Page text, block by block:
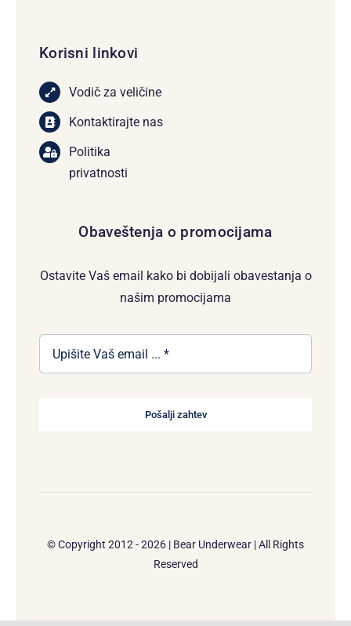
Korisni linkovi
Vodič za veličine
Kontaktirajte nas
Politika
privatnosti
Obaveštenja o promocijama
Ostavite Vaš email kako bi dobijali obavestanja o
našim promocijama
Pošalji zahtev
© Copyright 2012 - 2026 | Bear Underwear | All Rights
Reserved